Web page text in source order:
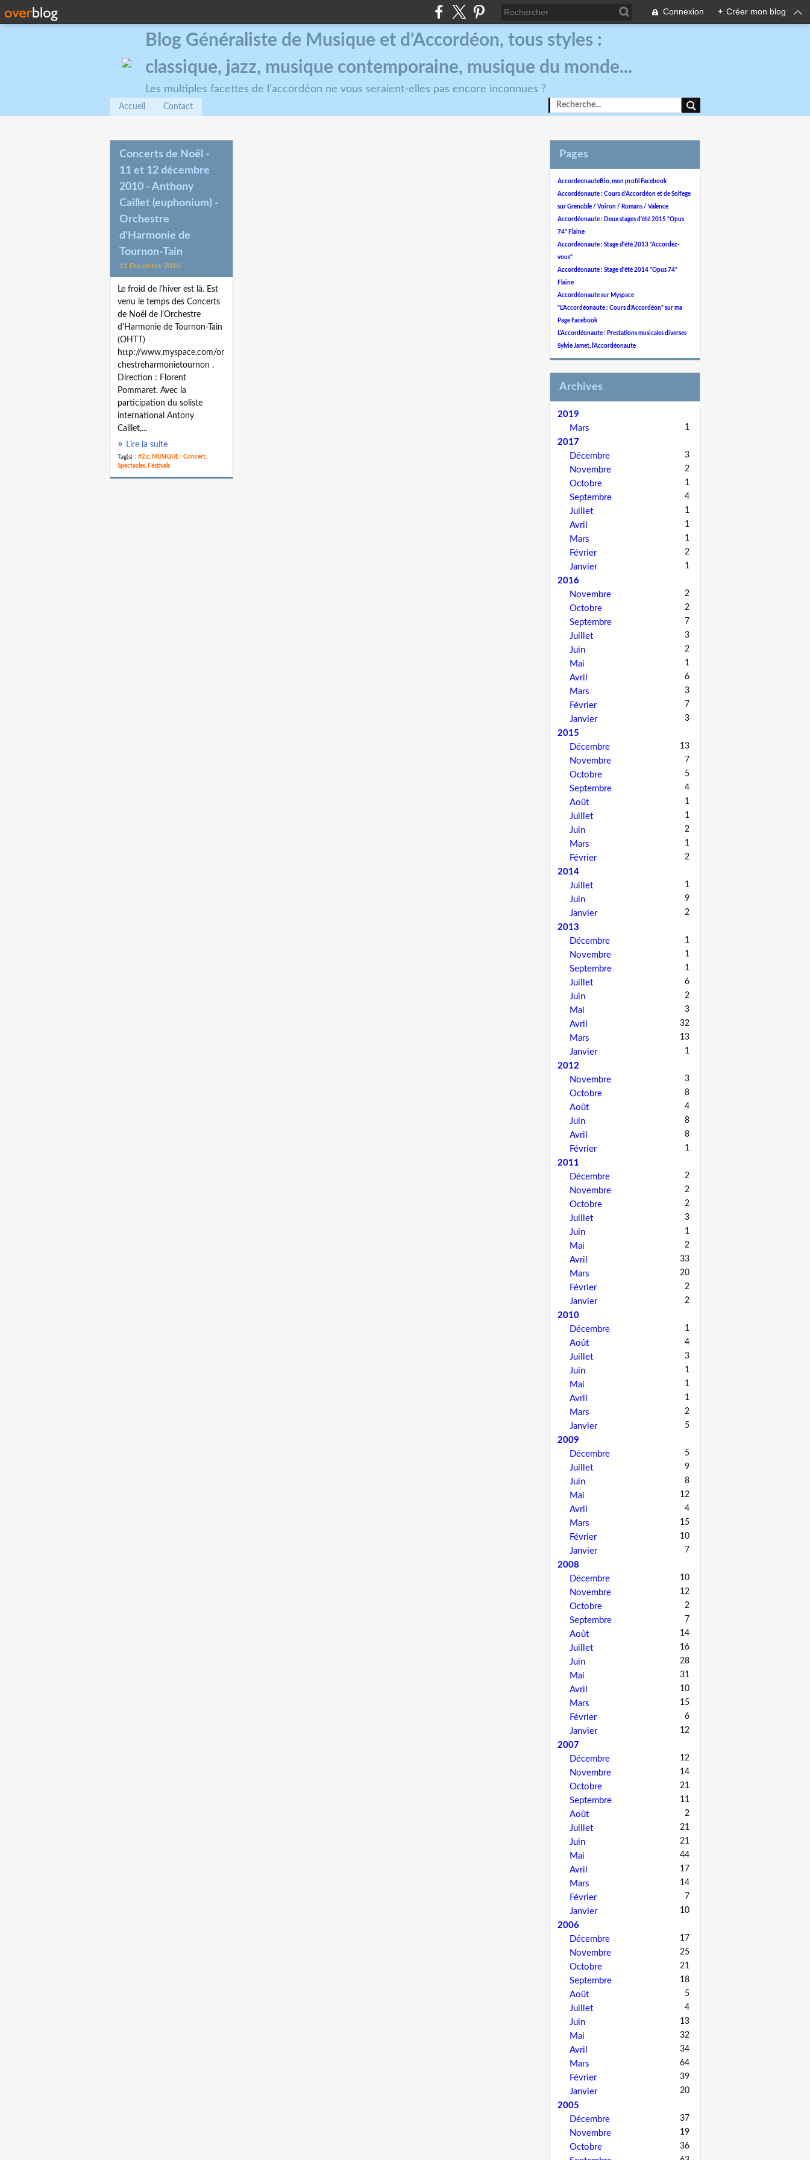
Connexion + Créer mon blog
Blog Généraliste de Musique et d'Accordéon, tous styles :
classique, jazz, musique contemporaine, musique du monde...
Les multiples facettes de l'accordéon ne vous seraient-elles pas encore inconnues ?
Accueil Contact
Concerts de Noël -
11 et 12 décembre
2010 - Anthony
Caillet (euphonium) -
Orchestre
d'Harmonie de
Tournon-Tain
11 Décembre 2010
Le froid de l'hiver est là. Est
venu le temps des Concerts
de Noël de l'Orchestre
d'Harmonie de Tournon-Tain
(OHTT)
http://www.myspace.com/or
chestreharmonietournon .
Direction : Florent
Pommaret. Avec la
participation du soliste
international Antony
Caillet,...
Lire la suite
Tag(s) : #2.c. MUSIQUE : Concert,
Spectacles, Festivals
Pages
AccordeonauteBio, mon profil Facebook
Accordéonaute : Cours d'Accordéon et de Solfege
sur Grenoble / Voiron / Romans / Valence
Accordéonaute : Deux stages d'été 2015 "Opus
74" Flaine
Accordéonaute : Stage d'été 2013 "Accordez-
vous"
Accordéonaute : Stage d'été 2014 "Opus 74"
Flaine
Accordéonaute sur Myspace
"L'Accordéonaute : Cours d'Accordéon" sur ma
Page Facebook
L'Accordéonaute : Prestations musicales diverses
Sylvie Jamet, l'Accordéonaute
Archives
2019
Mars
1
2017
Décembre
3
Novembre 2
Octobre 1
Septembre 4
Juillet 1
Avril 1
Mars 1
Février 2
Janvier 1
2016
Novembre
2
Octobre 2
Septembre 7
Juillet 3
Juin 2
Mai 1
Avril 6
Mars 3
Février 7
Janvier 3
2015
Décembre
13
Novembre 7
Octobre 5
Septembre 4
Août 1
Juillet 1
Juin 2
Mars 1
Février 2
2014
Juillet
1
Juin 9
Janvier 2
2013
Décembre
1
Novembre 1
Septembre 1
Juillet 6
Juin 2
Mai 3
Avril 32
Mars 13
Janvier 1
2012
Novembre
3
Octobre 8
Août 4
Juin 8
Avril 8
Février 1
2011
Décembre
2
Novembre 2
Octobre 2
Juillet 3
Juin 1
Mai 2
Avril 33
Mars 20
Février 2
Janvier 2
2010
Décembre
1
Août 4
Juillet 3
Juin 1
Mai 1
Avril 1
Mars 2
Janvier 5
2009
Décembre
5
Juillet 9
Juin 8
Mai 12
Avril 4
Mars 15
Février 10
Janvier 7
2008
Décembre
10
Novembre 12
Octobre 2
Septembre 7
Août 14
Juillet 16
Juin 28
Mai 31
Avril 10
Mars 15
Février 6
Janvier 12
2007
Décembre
12
Novembre 14
Octobre 21
Septembre 11
Août 2
Juillet 21
Juin 21
Mai 44
Avril 17
Mars 14
Février 7
Janvier 10
2006
Décembre
17
Novembre 25
Octobre 21
Septembre 18
Août 5
Juillet 4
Juin 13
Mai 32
Avril 34
Mars 64
Février 39
Janvier 20
2005
Décembre
37
Novembre 19
Octobre 36